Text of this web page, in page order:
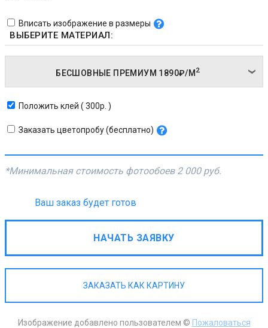
Вписать изображение в размеры
ВЫБЕРИТЕ МАТЕРИАЛ:
БЕСШОВНЫЕ ПРЕМИУМ 1890₽/М 2
Положить клей ( 300р. )
Заказать цветопробу (бесплатно)
*Минимальная стоимость фотообоев 2 000 руб.
Ваш заказ будет готов
НАЧАТЬ ЗАЯВКУ
ЗАКАЗАТЬ КАК КАРТИНУ
Изображение добавлено пользователем © Пожаловаться